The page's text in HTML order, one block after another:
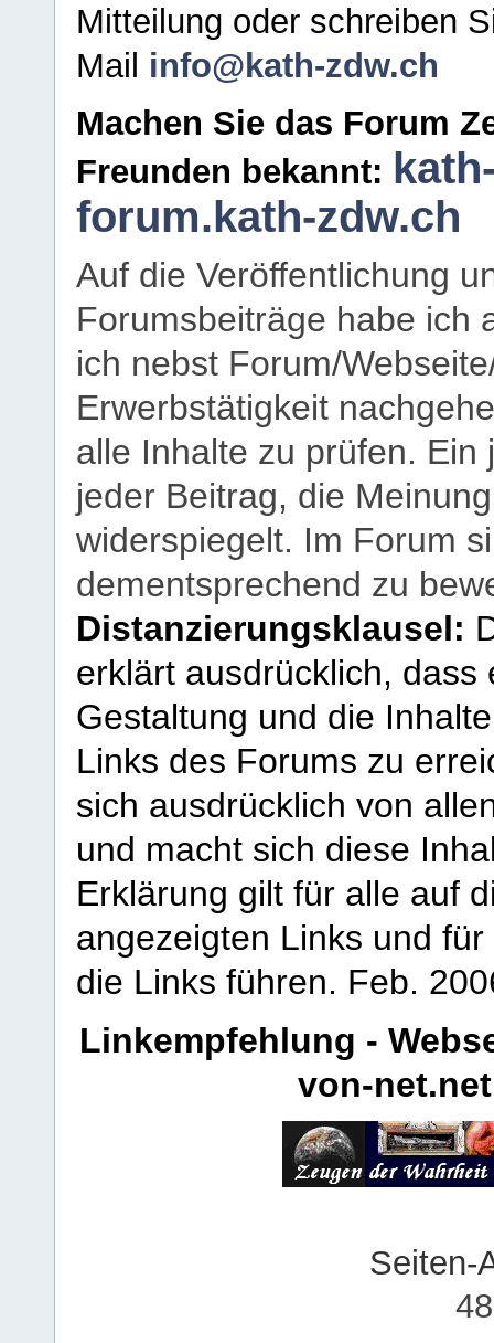
Mitteilung oder schreiben
Mail info@kath-zdw.ch
Machen Sie das Forum
Freunden bekannt:
forum.kath-zdw.ch
Auf die Veröffentlichung
Forumsbeiträge habe ich
ich nebst Forum/
Erwerbstätigkeit
alle Inhalte zu prüfen.
jeder Beitrag, die
widerspiegelt. Im Forum
dementsprechend zu
Distanzierungsklausel:
erklärt ausdrücklich,
Gestaltung und die
Links des Forums zu
sich ausdrücklich von
und macht sich diese
Erklärung gilt für alle auf
angezeigten Links und
die Links führen. Feb.
Linkempfehlung -
von-net.net
Seiten-